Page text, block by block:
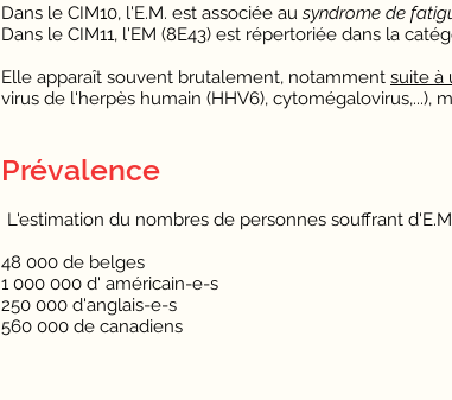
Dans le CIM10, l'E.M. est associée au syndrome de
Dans le CIM11, l'EM (8E43) est répertoriée dans la
Elle apparaît souvent brutalement, notamment suite à
virus de l'herpès humain (HHV6), cytomégalovirus,...),
Prévalence
L'estimation du nombres de personnes souffrant
48 000 de belges
1 000 000 d' américain-e-s
250 000 d'anglais-e-s
560 000 de canadiens